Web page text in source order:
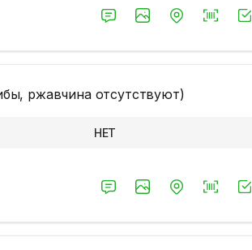
ржавчина отсутствуют)
НЕТ